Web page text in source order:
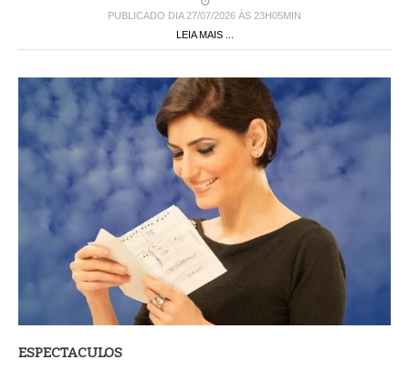
PUBLICADO DIA 27/07/2026 ÀS 23H05MIN
LEIA MAIS ...
ESPECTACULOS